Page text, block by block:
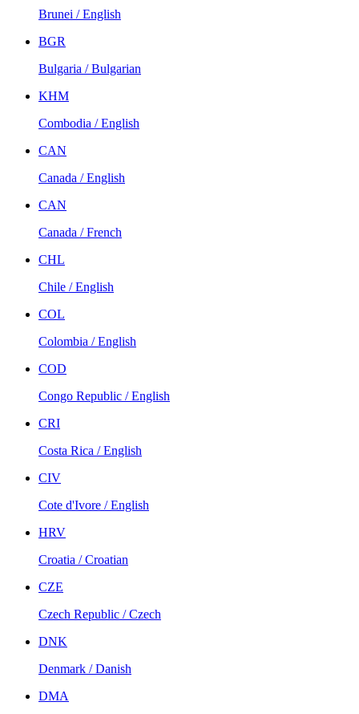
Brunei / English
BGR
Bulgaria / Bulgarian
KHM
Combodia / English
CAN
Canada / English
CAN
Canada / French
CHL
Chile / English
COL
Colombia / English
COD
Congo Republic / English
CRI
Costa Rica / English
CIV
Cote d'Ivore / English
HRV
Croatia / Croatian
CZE
Czech Republic / Czech
DNK
Denmark / Danish
DMA